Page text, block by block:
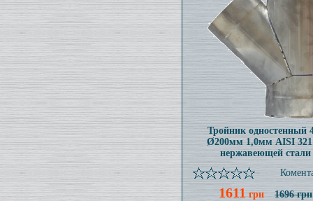
Тройник одностенный
Ø200мм 1,0мм AISI 321
нержавеющей стали
1611 грн 1696 грн